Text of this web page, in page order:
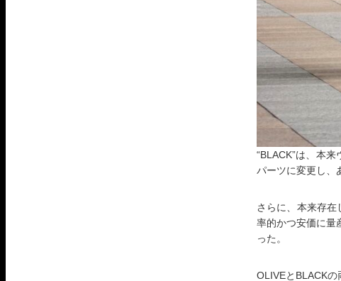
“BLACK”は、本
パーツに変更し、
さらに、本来存在
率的かつ安価に量
った。
OLIVEとBLACK